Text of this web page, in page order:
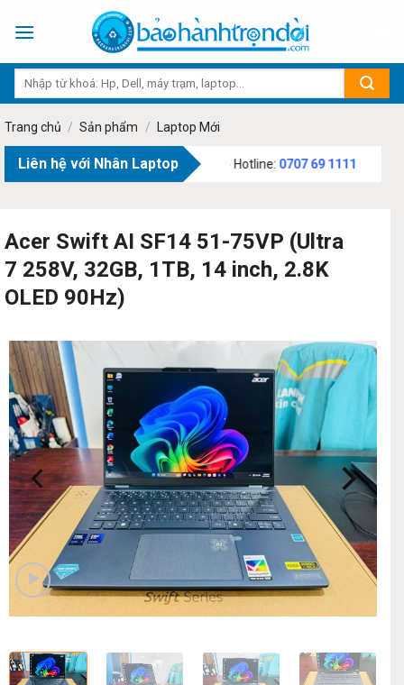
Trang chủ / Sản phẩm / Laptop Mới
Liên hệ với Nhân Laptop
Bạch, Phường Tân Sơn, TP.HCM - Hotline:0707 69 1111
Acer Swift AI SF14 51-75VP (Ultra
7 258V, 32GB, 1TB, 14 inch, 2.8K
OLED 90Hz)